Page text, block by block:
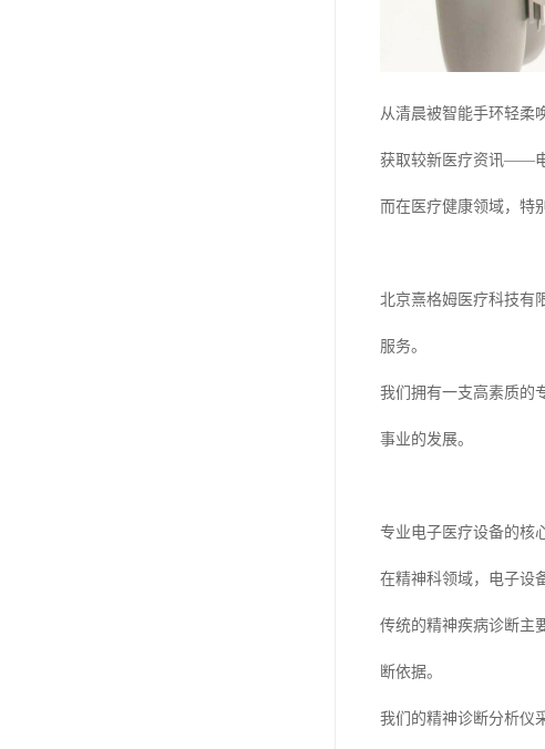
从清晨被智能手环轻柔
获取较新医疗资讯——电
而在医疗健康领域，特
北京熹格姆医疗科技有
服务。
我们拥有一支高素质的
事业的发展。
专业电子医疗设备的核
在精神科领域，电子设
传统的精神疾病诊断主
断依据。
我们的精神诊断分析仪